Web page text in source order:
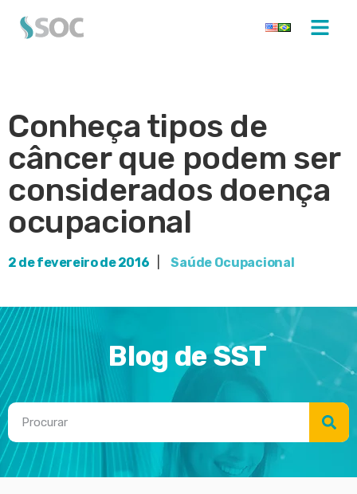
Conheça tipos de
câncer que podem ser
considerados doença
ocupacional
2 de fevereiro de 2016 Saúde Ocupacional
Blog de SST